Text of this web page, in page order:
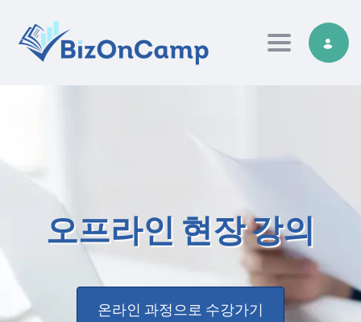
Toggle
오프라인 현장 강의
온라인 과정으로 수강가기